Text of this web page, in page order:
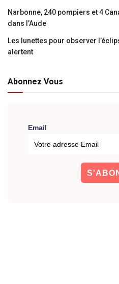
Narbonne, 240 pompiers et 4
dans l’Aude
Les lunettes pour observer
alertent
Abonnez Vous
Email